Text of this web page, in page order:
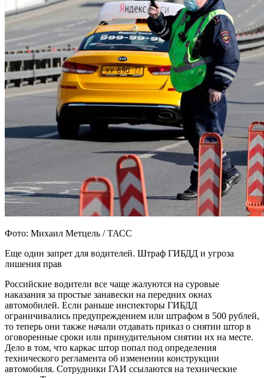
Фото: Михаил Метцель / ТАСС
Еще один запрет для водителей. Штраф ГИБДД и угроза
лишения прав
Российские водители все чаще жалуются на суровые
наказания за простые занавески на передних окнах
автомобилей. Если раньше инспекторы ГИБДД
ограничивались предупреждением или штрафом в 500 рублей,
то теперь они также начали отдавать приказ о снятии штор в
оговоренные сроки или принудительном снятии их на месте.
Дело в том, что каркас штор попал под определения
технического регламента об изменении конструкции
автомобиля. Сотрудники ГАИ ссылаются на технические